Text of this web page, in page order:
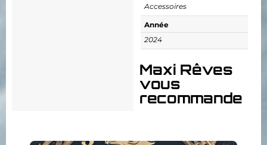
Accessoires
Année
2024
Maxi Rêves
vous
recommande